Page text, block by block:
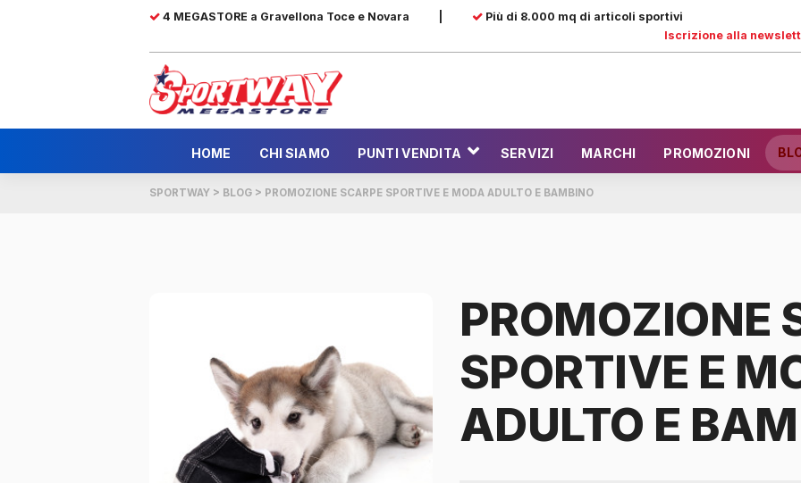
4 MEGASTORE a Gravellona Toce e Novara
Più di 8.000 mq di articoli sportivi
Iscrizione alla
HOME CHI SIAMO PUNTI VENDITA SERVIZI MARCHI PROMOZIONI
SPORTWAY > BLOG > PROMOZIONE SCARPE SPORTIVE E MODA ADULTO E BAMBINO
PROMOZIONE
SPORTIVE E
ADULTO E